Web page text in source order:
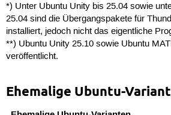
*) Unter Ubuntu Unity bis 25.04 sowie
25.04 sind die Übergangspakete für
installiert, jedoch nicht das eigentliche
**) Ubuntu Unity 25.10 sowie Ubuntu
veröffentlicht.
Ehemalige Ubuntu-